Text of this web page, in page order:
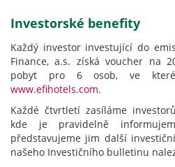
Investorské benefity
Každý investor investující do
Finance, a.s. získá voucher na
pobyt pro 6 osob, ve
www.efihotels.com.
Každé čtvrtletí zasíláme
kde je pravidelně
představujeme jim další
našeho Investičního bulletinu